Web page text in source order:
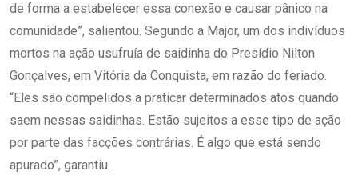
de forma a estabelecer essa conexão e causar pânico na
comunidade”, salientou. Segundo a Major, um dos indivíduos
mortos na ação usufruía de saidinha do Presídio Nilton
Gonçalves, em Vitória da Conquista, em razão do feriado.
“Eles são compelidos a praticar determinados atos quando
saem nessas saidinhas. Estão sujeitos a esse tipo de ação
por parte das facções contrárias. É algo que está sendo
apurado”, garantiu.